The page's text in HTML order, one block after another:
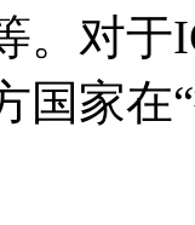
。对于
国家在